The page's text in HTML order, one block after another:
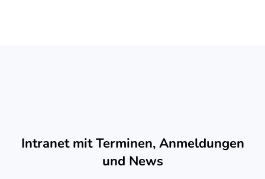
Intranet mit Terminen, Anmeldungen
und News